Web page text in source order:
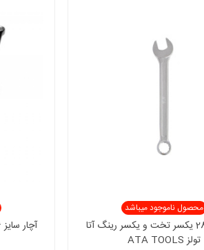
محصول ناموجود میباشد
آچار سایز 28 یکسر تخت و یکسر رینگ آتا
تولز ATA TOOLS